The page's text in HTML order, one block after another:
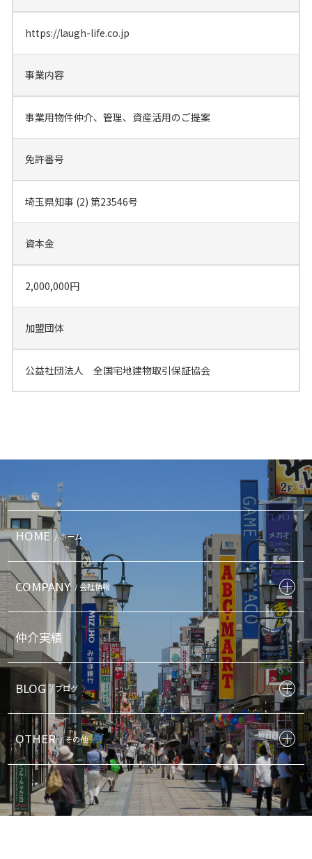
https://laugh-life.co.jp
事業内容
事業用物件仲介、管理、資産活用のご提案
免許番号
埼玉県知事 (2) 第23546号
資本金
2,000,000円
加盟団体
公益社団法人 全国宅地建物取引保証協会
HOME / ホーム
COMPANY / 会社情報
仲介実績
BLOG / ブログ
OTHER / その他